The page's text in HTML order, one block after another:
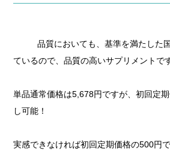
品質においても、基準を満たした国
ているので、品質の高いサプリメントで
単品通常価格は5,678円ですが、初回定
し可能！
実感できなければ初回定期価格の500円